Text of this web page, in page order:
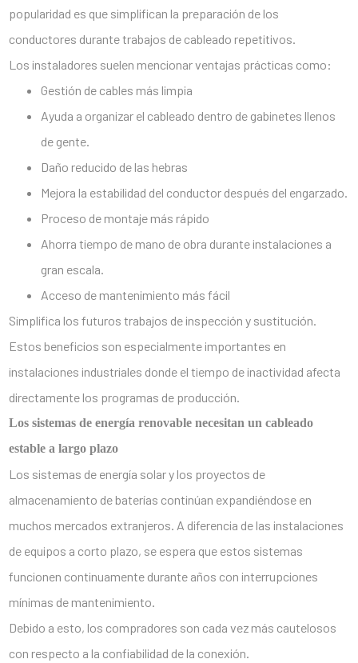
popularidad es que simplifican la preparación de los
conductores durante trabajos de cableado repetitivos.
Los instaladores suelen mencionar ventajas prácticas como:
Gestión de cables más limpia
Ayuda a organizar el cableado dentro de gabinetes llenos
de gente.
Daño reducido de las hebras
Mejora la estabilidad del conductor después del engarzado.
Proceso de montaje más rápido
Ahorra tiempo de mano de obra durante instalaciones a
gran escala.
Acceso de mantenimiento más fácil
Simplifica los futuros trabajos de inspección y sustitución.
Estos beneficios son especialmente importantes en
instalaciones industriales donde el tiempo de inactividad afecta
directamente los programas de producción.
Los sistemas de energía renovable necesitan un cableado
estable a largo plazo
Los sistemas de energía solar y los proyectos de
almacenamiento de baterías continúan expandiéndose en
muchos mercados extranjeros. A diferencia de las instalaciones
de equipos a corto plazo, se espera que estos sistemas
funcionen continuamente durante años con interrupciones
mínimas de mantenimiento.
Debido a esto, los compradores son cada vez más cautelosos
con respecto a la confiabilidad de la conexión.